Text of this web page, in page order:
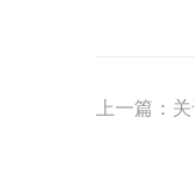
上一篇：